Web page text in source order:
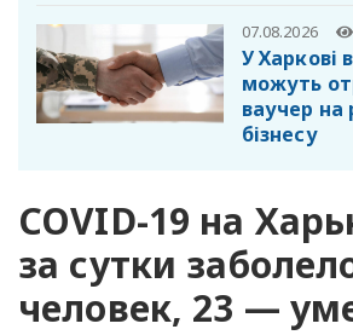
07.08.2026
У Харкові
можуть
ваучер на
бізнесу
COVID-19 на
за сутки
человек, 23 —